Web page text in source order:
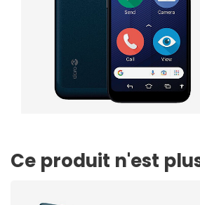
Ce produit n'est